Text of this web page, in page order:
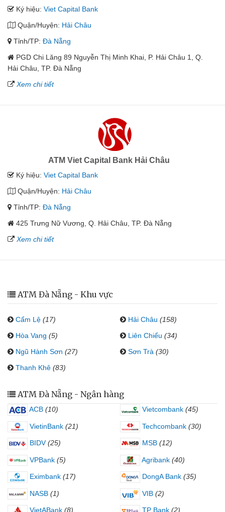
Ký hiệu: Viet Capital Bank
Quận/Huyện: Hải Châu
Tỉnh/TP: Đà Nẵng
PGD Chi Lăng 89 Nguyễn Thị Minh Khai, P. Hải Châu 1, Q.
Hải Châu, TP. Đà Nẵng
Xem chi tiết
ATM Viet Capital Bank Hải Châu
Ký hiệu: Viet Capital Bank
Quận/Huyện: Hải Châu
Tỉnh/TP: Đà Nẵng
425 Trưng Nữ Vương, Q. Hải Châu, TP. Đà Nẵng
Xem chi tiết
ATM Đà Nẵng - Khu vực
Cẩm Lệ (17) Hải Châu (158)
Hòa Vang (5) Liên Chiểu (34)
Ngũ Hành Sơn (27) Sơn Trà (30)
Thanh Khê (83)
ATM Đà Nẵng - Ngân hàng
ACB (10) Vietcombank (45)
VietinBank (21) Techcombank (30)
BIDV (25) MSB (12)
VPBank (5) Agribank (40)
Eximbank (17) DongA Bank (35)
NASB (1) VIB (2)
VietABank (8) TP Bank (2)